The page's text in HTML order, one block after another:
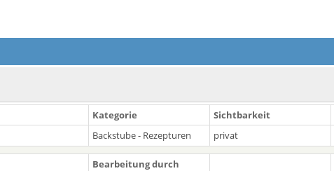
Kategorie Sichtbarkeit
Backstube - Rezepturen privat
Bearbeitung durch